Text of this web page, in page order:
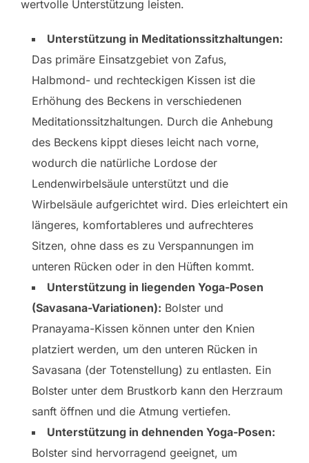
wertvolle Unterstützung leisten.
Unterstützung in Meditationssitzhaltungen:
Das primäre Einsatzgebiet von Zafus,
Halbmond- und rechteckigen Kissen ist die
Erhöhung des Beckens in verschiedenen
Meditationssitzhaltungen. Durch die Anhebung
des Beckens kippt dieses leicht nach vorne,
wodurch die natürliche Lordose der
Lendenwirbelsäule unterstützt und die
Wirbelsäule aufgerichtet wird. Dies erleichtert ein
längeres, komfortableres und aufrechteres
Sitzen, ohne dass es zu Verspannungen im
unteren Rücken oder in den Hüften kommt.
Unterstützung in liegenden Yoga-Posen
(Savasana-Variationen): Bolster und
Pranayama-Kissen können unter den Knien
platziert werden, um den unteren Rücken in
Savasana (der Totenstellung) zu entlasten. Ein
Bolster unter dem Brustkorb kann den Herzraum
sanft öffnen und die Atmung vertiefen.
Unterstützung in dehnenden Yoga-Posen:
Bolster sind hervorragend geeignet, um